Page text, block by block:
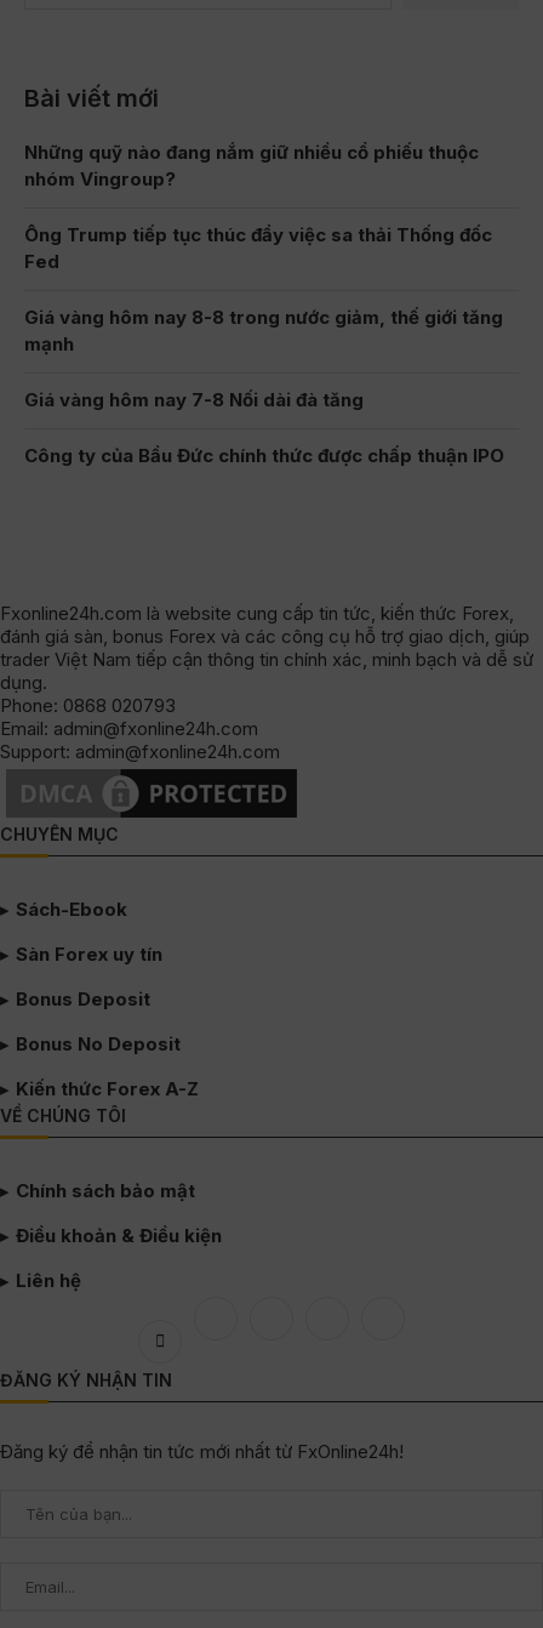
Bài viết mới
Những quỹ nào đang nắm giữ nhiều cổ phiếu thuộc
nhóm Vingroup?
Ông Trump tiếp tục thúc đẩy việc sa thải Thống đốc
Fed
Giá vàng hôm nay 8-8 trong nước giảm, thế giới tăng
mạnh
Giá vàng hôm nay 7-8 Nối dài đà tăng
Công ty của Bầu Đức chính thức được chấp thuận IPO
Fxonline24h.com là website cung cấp tin tức, kiến thức Forex,
đánh giá sàn, bonus Forex và các công cụ hỗ trợ giao dịch, giúp
trader Việt Nam tiếp cận thông tin chính xác, minh bạch và dễ sử
dụng.
Phone: 0868 020793
Email: admin@fxonline24h.com
Support: admin@fxonline24h.com
CHUYÊN MỤC
Sách-Ebook
Sàn Forex uy tín
Bonus Deposit
Bonus No Deposit
Kiến thức Forex A-Z
VỀ CHÚNG TÔI
Chính sách bảo mật
Điều khoản & Điều kiện
Liên hệ
ĐĂNG KÝ NHẬN TIN
Đăng ký để nhận tin tức mới nhất từ FxOnline24h!